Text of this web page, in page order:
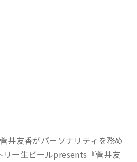
井友香がパーソナリティを務め
リー生ビールpresents『菅井友